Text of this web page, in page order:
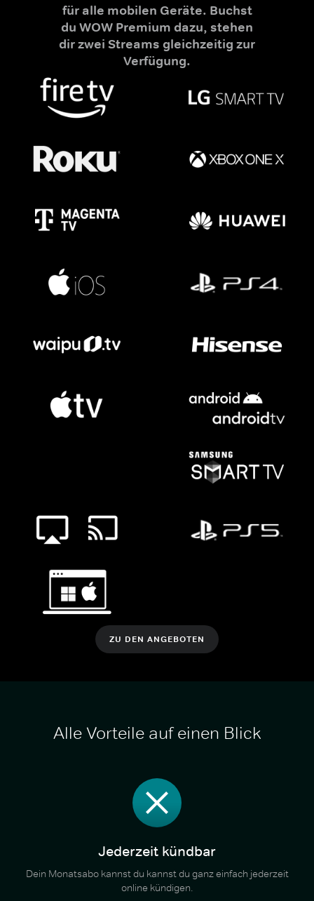
für alle mobilen Geräte. Buchst
du WOW Premium dazu, stehen
dir zwei Streams gleichzeitig zur
Verfügung.
ZU DEN ANGEBOTEN
Alle Vorteile auf einen Blick
Jederzeit kündbar
Dein Monatsabo kannst du kannst du ganz einfach jederzeit
online kündigen.